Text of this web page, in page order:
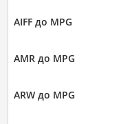
AIFF до MPG
AMR до MPG
ARW до MPG